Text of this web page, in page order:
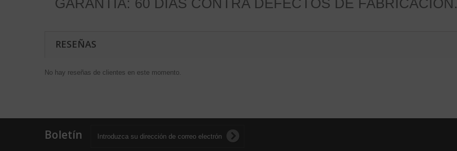
GARANTIA: 60 DIAS CONTRA DEFECTOS DE FABRICACION.
RESEÑAS
No hay reseñas de clientes en este momento.
Boletín